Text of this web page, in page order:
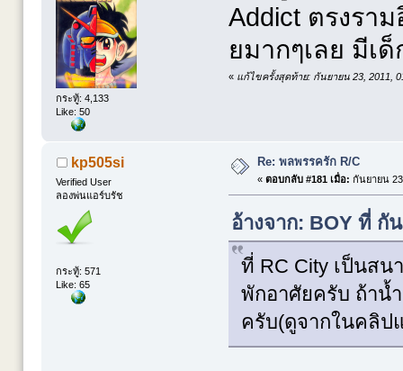
กระทู้: 4,133
Like: 50
Addict ตรงรา
ยมากๆเลย มีเ
« แก้ไขครั้งสุดท้าย: กันยายน 23, 2011,
kp505si
Verified User
ลองพ่นแอร์บรัช
กระทู้: 571
Like: 65
Re: พลพรรครัก R/C
« ตอบกลับ #181 เมื่อ: กันยายน
อ้างจาก: BOY ที่ กั
ที่ RC City เป็นสน
พักอาศัยครับ ถ้าน้
ครับ(ดูจากในคลิป